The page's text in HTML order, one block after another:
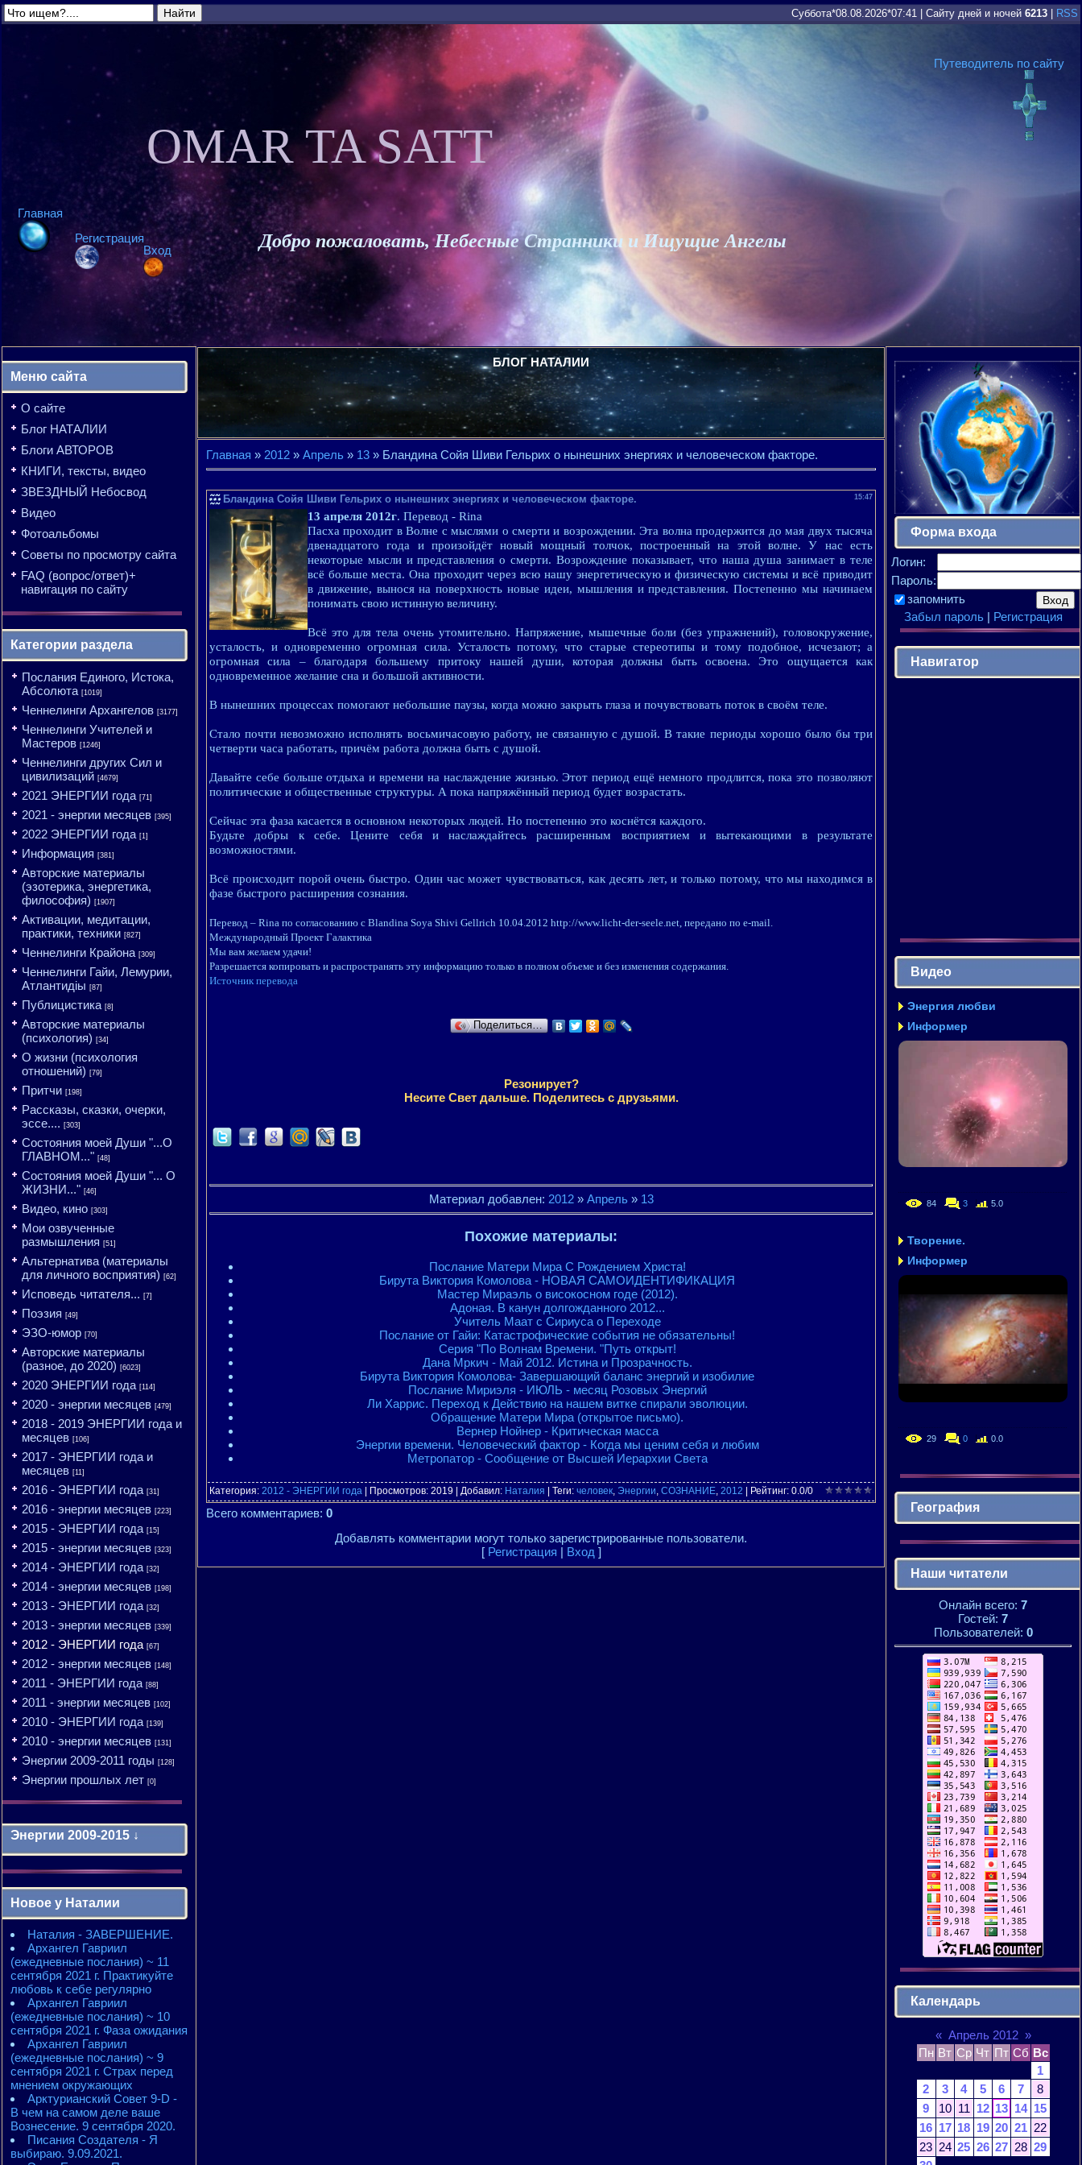
Суббота*08.08.2026*07:41 Сайту дней и ночей 6213 RSS
Путеводитель по сайту
Главная
Регистрация
Вход
OMAR TA SATT
Добро пожаловать, Небесные Странники и Ищущие Ангелы
Меню сайта
О сайте
Блог НАТАЛИИ
Блоги АВТОРОВ
КНИГИ, тексты, видео
ЗВЕЗДНЫЙ Небосвод
Видео
Фотоальбомы
Советы по просмотру сайта
FAQ (вопрос/ответ)+
навигация по сайту
Категории раздела
Послания Единого, Истока,
Абсолюта [1019]
Ченнелинги Архангелов [3177]
Ченнелинги Учителей и
Мастеров [1246]
Ченнелинги других Сил и
цивилизаций [4679]
2021 ЭНЕРГИИ года [71]
2021 - энергии месяцев [395]
2022 ЭНЕРГИИ года [1]
Информация [381]
Авторские материалы
(эзотерика, энергетика,
философия) [1907]
Активации, медитации,
практики, техники [827]
Ченнелинги Крайона [309]
Ченнелинги Гайи, Лемурии,
Атлантидіы [87]
Публицистика [8]
Авторские материалы
(психология) [34]
О жизни (психология
отношений) [79]
Притчи [198]
Рассказы, сказки, очерки,
эссе.... [303]
Состояния моей Души "...О
ГЛАВНОМ..." [48]
Состояния моей Души "... О
ЖИЗНИ..." [46]
Видео, кино [303]
Мои озвученные
размышления [51]
Альтернатива (материалы
для личного восприятия) [62]
Исповедь читателя... [7]
Поэзия [49]
ЭЗО-юмор [70]
Авторские материалы
(разное, до 2020) [6023]
2020 ЭНЕРГИИ года [114]
2020 - энергии месяцев [479]
2018 - 2019 ЭНЕРГИИ года и
месяцев [106]
2017 - ЭНЕРГИИ года и
месяцев [11]
2016 - ЭНЕРГИИ года [31]
2016 - энергии месяцев [223]
2015 - ЭНЕРГИИ года [15]
2015 - энергии месяцев [323]
2014 - ЭНЕРГИИ года [32]
2014 - энергии месяцев [198]
2013 - ЭНЕРГИИ года [32]
2013 - энергии месяцев [339]
2012 - ЭНЕРГИИ года [67]
2012 - энергии месяцев [148]
2011 - ЭНЕРГИИ года [88]
2011 - энергии месяцев [102]
2010 - ЭНЕРГИИ года [139]
2010 - энергии месяцев [131]
Энергии 2009-2011 годы [128]
Энергии прошлых лет [0]
Энергии 2009-2015 ↓
2010 - энергии месяцев
2010 - ЭНЕРГИИ года
2011 - энергии месяцев
2011 - ЭНЕРГИИ года
2012 - энергии месяцев
2012 - ЭНЕРГИИ года
2013 - энергии месяцев
2013 - ЭНЕРГИИ года
2014 - энергии месяцев
2014 - ЭНЕРГИИ года
2015 - энергии месяцев
2015 - ЭНЕРГИИ года
Новое у Наталии
Наталия - ЗАВЕРШЕНИЕ.
Архангел Гавриил
(ежедневные послания) ~ 11
сентября 2021 г. Практикуйте
любовь к себе регулярно
Архангел Гавриил
(ежедневные послания) ~ 10
сентября 2021 г. Фаза ожидания
Архангел Гавриил
(ежедневные послания) ~ 9
сентября 2021 г. Страх перед
мнением окружающих
Арктурианский Совет 9-D -
В чем на самом деле ваше
Вознесение. 9 сентября 2020.
Писания Создателя - Я
выбираю. 9.09.2021.
БЛОГ НАТАЛИИ
Главная » 2012 » Апрель » 13 » Бландина Сойя Шиви Гельрих о нынешних энергиях и человеческом факторе.
15:47
Бландина Сойя Шиви Гельрих о нынешних энергиях и человеческом факторе.
13 апреля 2012г. Перевод - Rina
Пасха проходит в Волне с мыслями о смерти и возрождении. Эта волна продержится до мая двух тысяча
двенадцатого года и произойдёт новый мощный толчок, построенный на этой волне. У нас есть
некоторые мысли и представления о смерти. Возрождение показывает, что наша душа занимает в теле
всё больше места. Она проходит через всю нашу энергетическую и физическую системы и всё приводит
в движение, вынося на поверхность новые идеи, мышления и представления. Постепенно мы начинаем
понимать свою истинную величину.
Всё это для тела очень утомительно. Напряжение, мышечные боли (без упражнений), головокружение,
усталость, и одновременно огромная сила. Усталость потому, что старые стереотипы и тому подобное, исчезают; а
огромная сила – благодаря большему притоку нашей души, которая должны быть освоена. Это ощущается как
одновременное желание сна и большой активности.
В нынешних процессах помогают небольшие паузы, когда можно закрыть глаза и почувствовать поток в своём теле.
Стало почти невозможно исполнять восьмичасовую работу, не связанную с душой. В такие периоды хорошо было бы три
четверти часа работать, причём работа должна быть с душой.
Давайте себе больше отдыха и времени на наслаждение жизнью. Этот период ещё немного продлится, пока это позволяют
политические и общественные структуры. А пока напряжённый период будет возрастать.
Сейчас эта фаза касается в основном некоторых людей. Но постепенно это коснётся каждого.
Будьте добры к себе. Цените себя и наслаждайтесь расширенным восприятием и вытекающими в результате
возможностями.
Всё происходит порой очень быстро. Один час может чувствоваться, как десять лет, и только потому, что мы находимся в
фазе быстрого расширения сознания.
Перевод – Rina по согласованию с Blandina Soya Shivi Gellrich 10.04.2012 http://www.licht-der-seele.net, передано по e-mail.
Международный Проект Галактика
Мы вам желаем удачи!
Разрешается копировать и распространять эту информацию только в полном объеме и без изменения содержания.
Источник перевода
Поделиться…
Резонирует?
Несите Свет дальше. Поделитесь с друзьями.
Материал добавлен: 2012 » Апрель » 13
Похожие материалы:
Послание Матери Мира С Рождением Христа!
Бирута Виктория Комолова - НОВАЯ САМОИДЕНТИФИКАЦИЯ
Мастер Мираэль о високосном годе (2012).
Адоная. В канун долгожданного 2012...
Учитель Маат с Сириуса о Переходе
Послание от Гайи: Катастрофические события не обязательны!
Серия "По Волнам Времени. "Путь открыт!
Дана Мркич - Май 2012. Истина и Прозрачность.
Бирута Виктория Комолова- Завершающий баланс энергий и изобилие
Послание Мириэля - ИЮЛЬ - месяц Розовых Энергий
Ли Харрис. Переход к Действию на нашем витке спирали эволюции.
Обращение Матери Мира (открытое письмо).
Вернер Нойнер - Критическая масса
Энергии времени. Человеческий фактор - Когда мы ценим себя и любим
Метропатор - Сообщение от Высшей Иерархии Света
Категория: 2012 - ЭНЕРГИИ года Просмотров: 2019 | Добавил: Наталия Теги: человек, Энергии, СОЗНАНИЕ, 2012 Рейтинг: 0.0/0
Всего комментариев: 0
Добавлять комментарии могут только зарегистрированные пользователи.
[ Регистрация | Вход ]
Форма входа
Логин:
Пароль:
запомнить
Забыл пароль| Регистрация
Навигатор
Видео
Энергия любви
Информер
84 3 5.0
Творение.
Информер
29 0 0.0
География
Наши читатели
Онлайн всего: 7
Гостей: 7
Пользователей: 0
Календарь
« Апрель 2012 »
Пн Вт Ср Чт Пт Сб Вс
1
2
3 4 5 6 7
8
9
10 11 12 13 14 15
16 17 18 19 20 21 22
23 24 25 26 27 28 29